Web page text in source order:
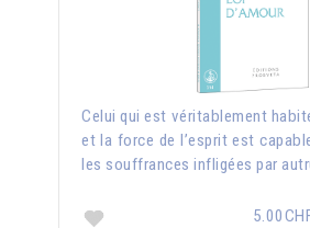
Celui qui est véritablement
et la force de l’esprit est
les souffrances infligées par